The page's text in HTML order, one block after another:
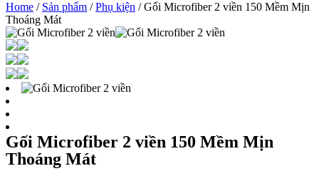
Home / Sản phẩm /Phụ kiện / Gối Microfiber 2 viền 150 Mềm Mịn
Thoáng Mát
Gối Microfiber 2 viền 150 Mềm Mịn
Thoáng Mát